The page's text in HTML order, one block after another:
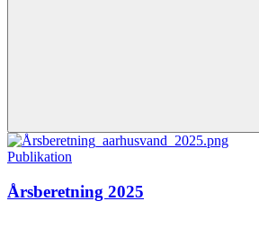
Publikation
Årsberetning 2025